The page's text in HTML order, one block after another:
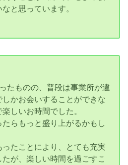
と思っています。
たものの、普段は事業所が違
かお会いすることができな
しいお時間でした。
らもっと盛り上がるかもし
たことにより、とても充実
が、楽しい時間を過ごすこ